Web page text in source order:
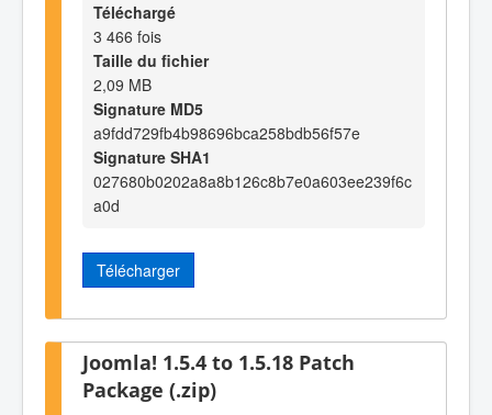
Téléchargé
3 466 fois
Taille du fichier
2,09 MB
Signature MD5
a9fdd729fb4b98696bca258bdb56f57e
Signature SHA1
027680b0202a8a8b126c8b7e0a603ee239f6c
a0d
Télécharger
Joomla! 1.5.4 to 1.5.18 Patch
Package (.zip)